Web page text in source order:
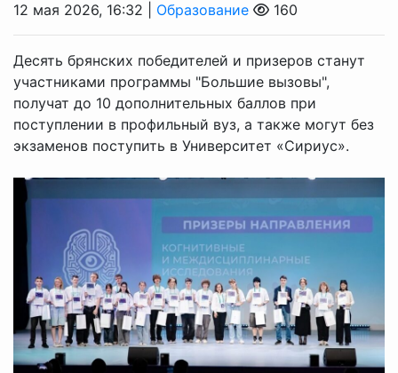
12 мая 2026, 16:32 | Образование 160
Десять брянских победителей и призеров станут
участниками программы "Большие вызовы",
получат до 10 дополнительных баллов при
поступлении в профильный вуз, а также могут без
экзаменов поступить в Университет «Сириус».